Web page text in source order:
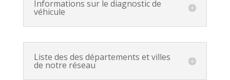
Informations sur le diagnostic de
véhicule
Liste des des départements et villes
de notre réseau